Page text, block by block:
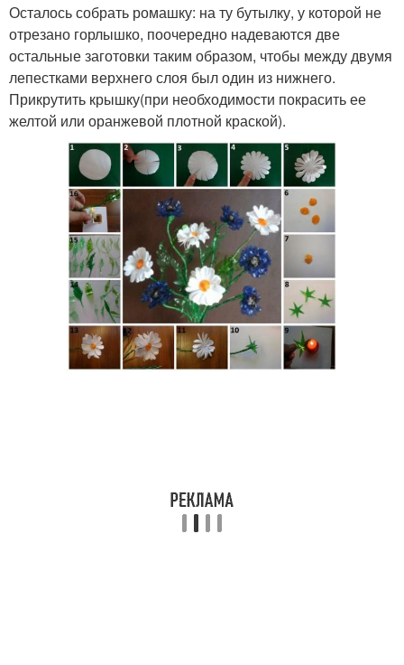
Осталось собрать ромашку: на ту бутылку, у которой не
отрезано горлышко, поочередно надеваются две
остальные заготовки таким образом, чтобы между двумя
лепестками верхнего слоя был один из нижнего.
Прикрутить крышку(при необходимости покрасить ее
желтой или оранжевой плотной краской).